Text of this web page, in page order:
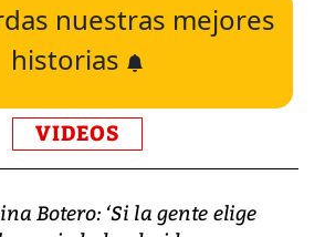
nuestras mejores
historias
VIDEOS
Botero: ‘Si la gente elige